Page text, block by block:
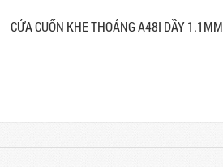
CỬA CUỐN KHE THOÁNG A48I DẦY 1.1MM